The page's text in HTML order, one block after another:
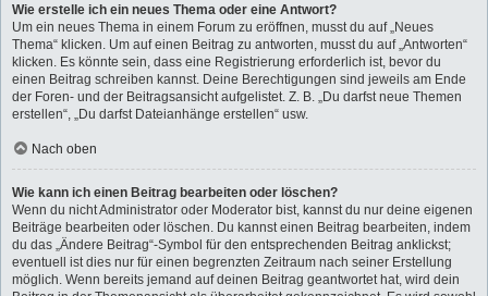
Wie erstelle ich ein neues Thema oder eine Antwort?
Um ein neues Thema in einem Forum zu eröffnen, musst du auf „Neues
Thema“ klicken. Um auf einen Beitrag zu antworten, musst du auf „Antworten“
klicken. Es könnte sein, dass eine Registrierung erforderlich ist, bevor du
einen Beitrag schreiben kannst. Deine Berechtigungen sind jeweils am Ende
der Foren- und der Beitragsansicht aufgelistet. Z. B. „Du darfst neue Themen
erstellen“, „Du darfst Dateianhänge erstellen“ usw.
Nach oben
Wie kann ich einen Beitrag bearbeiten oder löschen?
Wenn du nicht Administrator oder Moderator bist, kannst du nur deine eigenen
Beiträge bearbeiten oder löschen. Du kannst einen Beitrag bearbeiten, indem
du das „Ändere Beitrag“-Symbol für den entsprechenden Beitrag anklickst;
eventuell ist dies nur für einen begrenzten Zeitraum nach seiner Erstellung
möglich. Wenn bereits jemand auf deinen Beitrag geantwortet hat, wird dein